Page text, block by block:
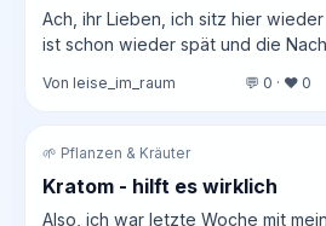
Ach, ihr Lieben, ich sitz hier
ist schon wieder spät und die
Von leise_im_raum 💬 0 · ❤️ 0
🌱 Pflanzen & Kräuter
Kratom - hilft es wirklich
Also, ich war letzte Woche mit